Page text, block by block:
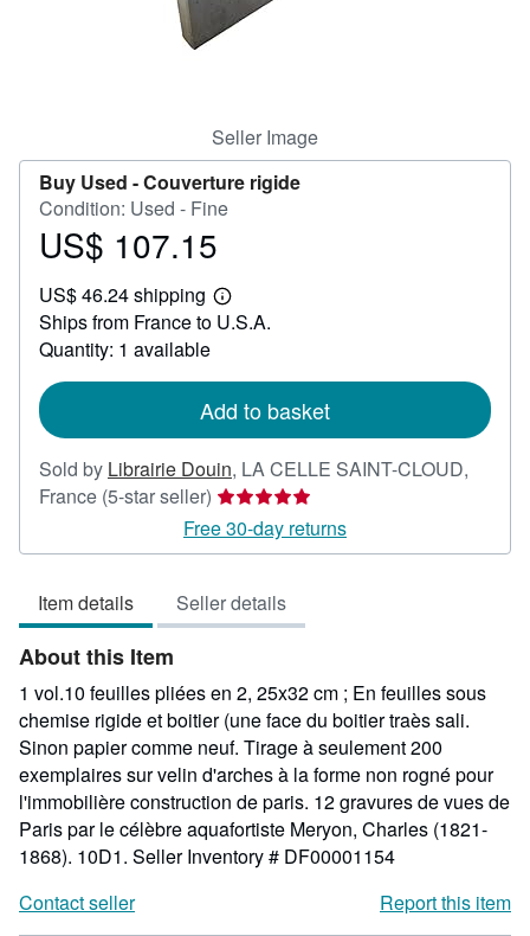
Seller Image
Buy Used -Couverture rigide
Condition: Used - Fine
Price
107.15
US$ 107.15
US$ 46.24 shipping
Learn
more
Ships from France to U.S.A.
Quantity: 1 available
Add to basket
Sold by Librairie Douin, LA CELLE SAINT-CLOUD,
France (5-star seller) Seller
rating
5
of
5
Free 30-day returns
Item details Seller details
About this Item
1 vol.10 feuilles pliées en 2, 25x32 cm ; En feuilles sous
chemise rigide et boitier (une face du boitier traès sali.
Sinon papier comme neuf. Tirage à seulement 200
exemplaires sur velin d'arches à la forme non rogné pour
l'immobilière construction de paris. 12 gravures de vues de
Paris par le célèbre aquafortiste Meryon, Charles (1821-
1868). 10D1. Seller Inventory # DF00001154
Contact seller
Report this item